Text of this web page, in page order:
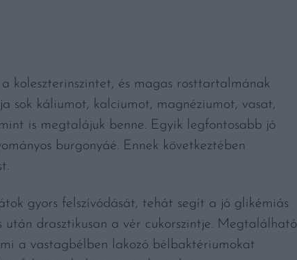
koleszterinszintet, és magas rosttartalmának
sok káliumot, kalciumot, magnéziumot, vasat,
is megtalájuk benne. Egyik legfontosabb jó
burgonyáé. Ennek következtében
gyors felszívódását, tehát segít a jó glikémiás
drasztikusan a vér cukorszintje. Megtalálható
a vastagbélben lakozó bélbaktériumokat